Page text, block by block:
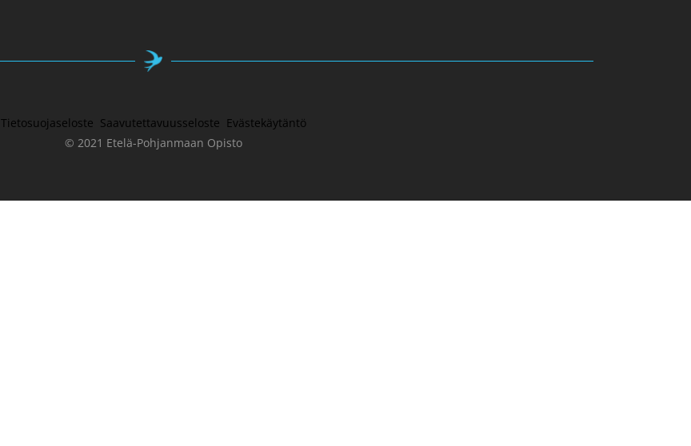
Tietosuojaseloste Saavutettavuusseloste Evästekäytäntö
© 2021 Etelä-Pohjanmaan Opisto